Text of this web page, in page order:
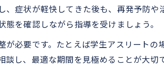
症状が軽快してきた後も、再発予防や
を確認しながら指導を受けましょう。
必要です。たとえば学生アスリートの
し、最適な期間を見極めることが大切で